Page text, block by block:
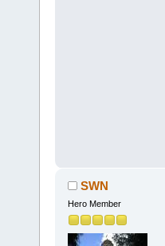
SWN
Hero Member